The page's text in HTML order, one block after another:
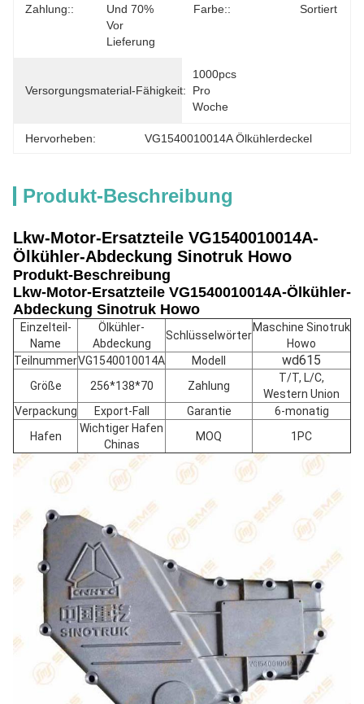
Zahlung::
Und 70%
Vor
Lieferung
Farbe:: Sortiert
Versorgungsmaterial-Fähigkeit:
1000pcs
Pro
Woche
Hervorheben: VG1540010014A Ölkühlerdeckel
Produkt-Beschreibung
Lkw-Motor-Ersatzteile VG1540010014A-
Ölkühler-Abdeckung Sinotruk Howo
Produkt-Beschreibung
Lkw-Motor-Ersatzteile VG1540010014A-Ölkühler-
Abdeckung Sinotruk Howo
Einzelteil-
Name
Ölkühler-
Abdeckung
Schlüsselwörter
Maschine Sinotruk
Howo
TeilnummerVG1540010014A Modell wd615
Größe 256*138*70 Zahlung
T/T, L/C,
Western Union
Verpackung
Export-Fall Garantie
6-monatig
Hafen
Wichtiger Hafen
Chinas
MOQ 1PC